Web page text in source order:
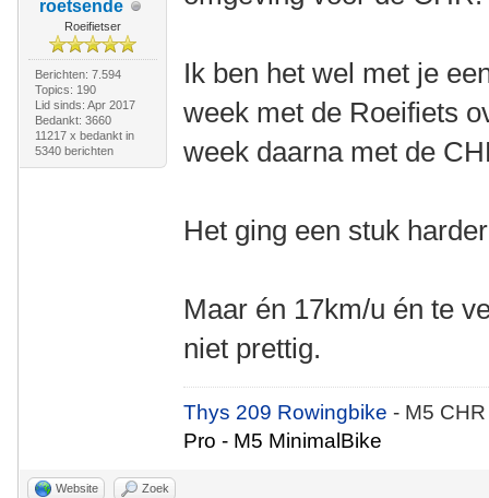
roetsende
Roeifietser
Berichten: 7.594
Topics: 190
Lid sinds: Apr 2017
Bedankt: 3660
11217 x bedankt in
5340 berichten
Ik ben het wel met je
week met de Roeifiets
week daarna met de
Het ging een stuk
Maar én 17km/u én te
niet prettig.
Thys 209 Rowingbike- M5
Pro - M5 MinimalBike
Website Zoek